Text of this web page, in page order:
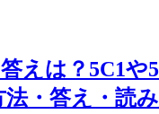
えは？5C1や
法・答え・読